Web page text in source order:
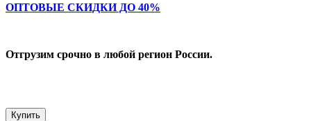
ОПТОВЫЕ СКИДКИ ДО 40%
Отгрузим срочно в любой регион России.
Купить